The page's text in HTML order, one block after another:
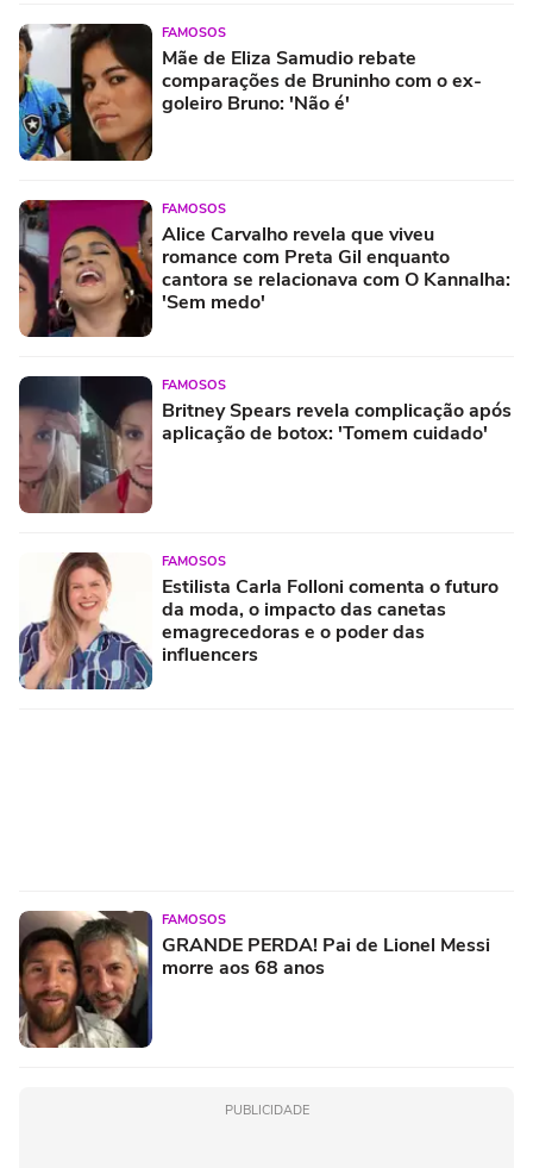
FAMOSOS
Mãe de Eliza Samudio rebate
comparações de Bruninho com o ex-
goleiro Bruno: 'Não é'
FAMOSOS
Alice Carvalho revela que viveu
romance com Preta Gil enquanto
cantora se relacionava com O Kannalha:
'Sem medo'
FAMOSOS
Britney Spears revela complicação após
aplicação de botox: 'Tomem cuidado'
FAMOSOS
Estilista Carla Folloni comenta o futuro
da moda, o impacto das canetas
emagrecedoras e o poder das
influencers
FAMOSOS
GRANDE PERDA! Pai de Lionel Messi
morre aos 68 anos
PUBLICIDADE